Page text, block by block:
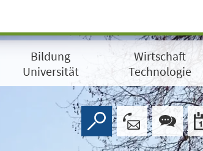
Bildung
Universität
Wirtschaft
Technologie